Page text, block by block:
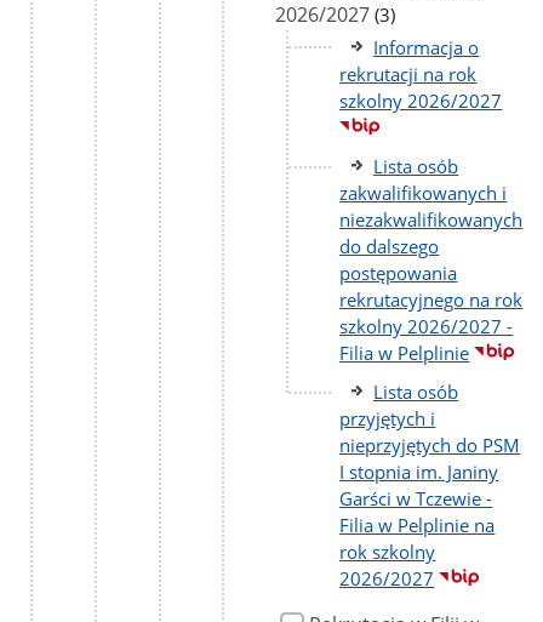
2026/2027 liczba
podstron
(3)
Informacja o
rekrutacji na rok
szkolny 2026/2027
Lista osób
zakwalifikowanych i
niezakwalifikowanych
do dalszego
postępowania
rekrutacyjnego na rok
szkolny 2026/2027 -
Filia w Pelplinie
Lista osób
przyjętych i
nieprzyjętych do PSM
I stopnia im. Janiny
Garści w Tczewie -
Filia w Pelplinie na
rok szkolny
2026/2027